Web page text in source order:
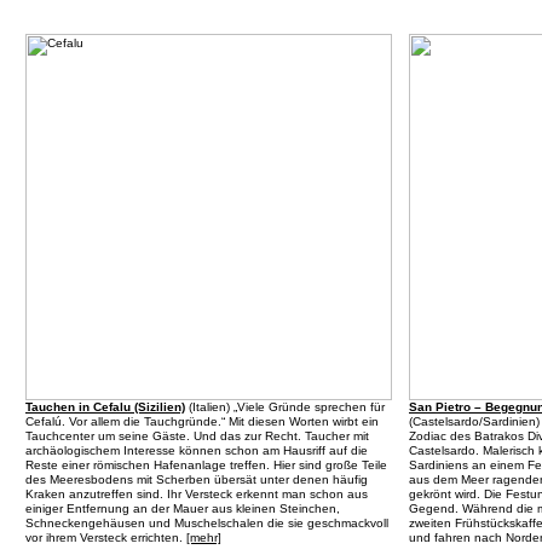
Tauchen in Cefalu (Sizilien) (Italien) „Viele Gründe sprechen für
Cefalú. Vor allem die Tauchgründe.“ Mit diesen Worten wirbt ein
Tauchcenter um seine Gäste. Und das zur Recht. Taucher mit
archäologischem Interesse können schon am Hausriff auf die
Reste einer römischen Hafenanlage treffen. Hier sind große Teile
des Meeresbodens mit Scherben übersät unter denen häufig
Kraken anzutreffen sind. Ihr Versteck erkennt man schon aus
einiger Entfernung an der Mauer aus kleinen Steinchen,
Schneckengehäusen und Muschelschalen die sie geschmackvoll
vor ihrem Versteck errichten. [mehr]
San Pietro –
(Castelsardo/Sardinien)
Zodiac des Batrakos
Castelsardo. Malerisch
Sardiniens an einem
aus dem Meer
gekrönt wird. Die
Gegend. Während die
zweiten
und fahren nach